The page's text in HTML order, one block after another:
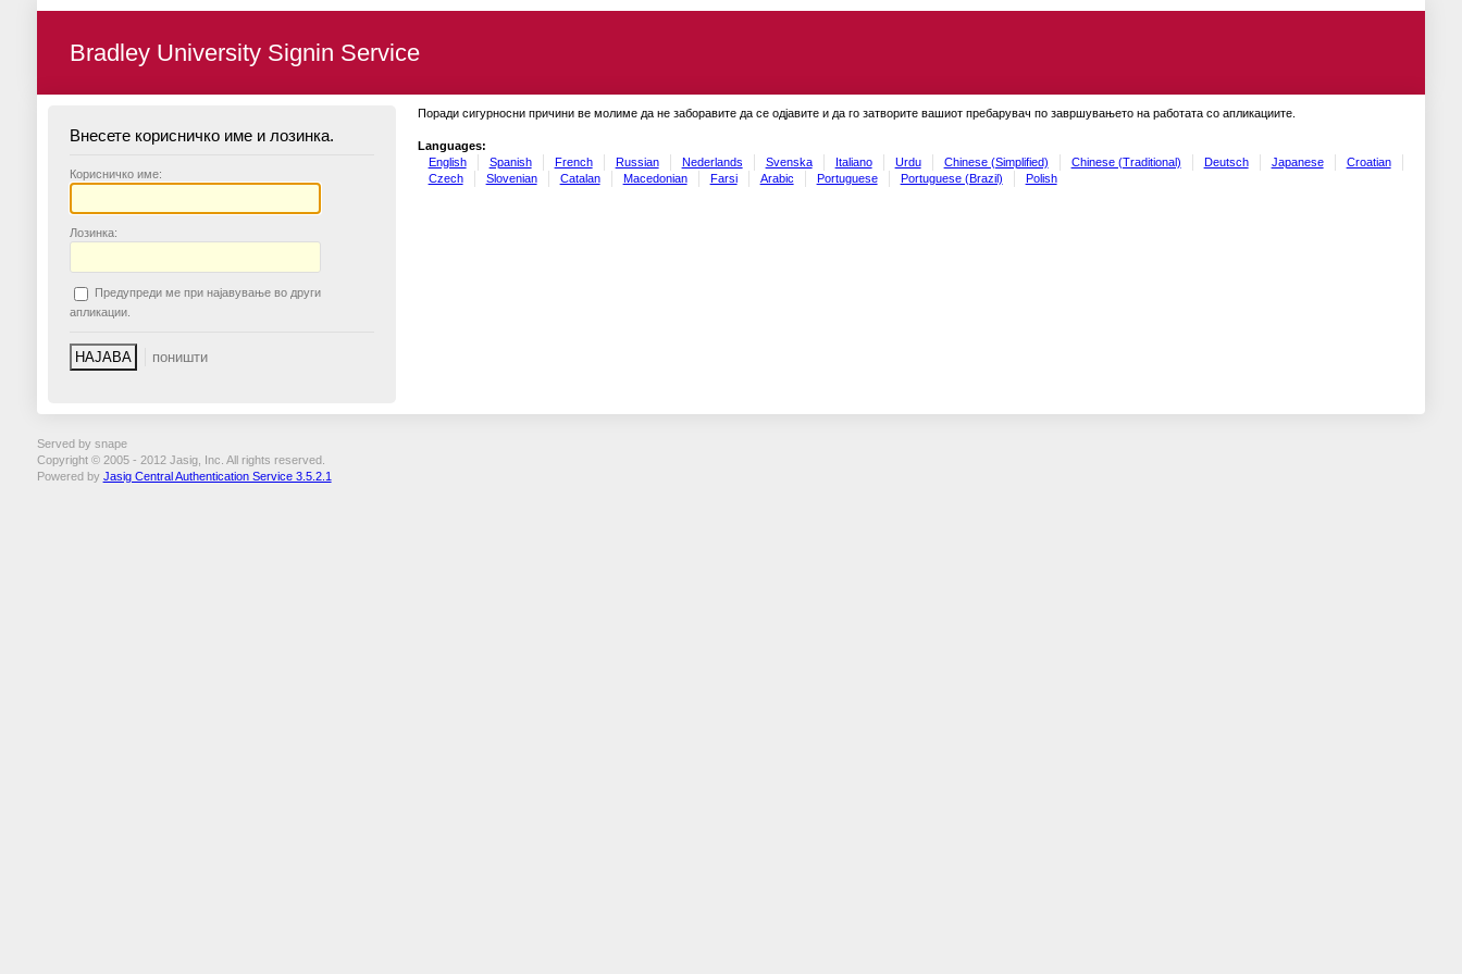
Bradley University Signin Service
Внесете корисничко име и лозинка.
Корисничко име:
Лозинка:
Предупреди ме при најавување во други
апликации.
Поради сигурносни причини ве молиме да не заборавите да се одјавите и да го затворите вашиот пребарувач по завршувањето на работата со апликациите.
Languages:
English
Spanish French Russian Nederlands Svenska Italiano Urdu Chinese (Simplified) Chinese (Traditional) Deutsch Japanese
Croatian
Czech
Slovenian Catalan Macedonian Farsi Arabic Portuguese Portuguese (Brazil) Polish
Served by snape
Copyright © 2005 - 2012 Jasig, Inc. All rights reserved.
Powered by Jasig Central Authentication Service 3.5.2.1